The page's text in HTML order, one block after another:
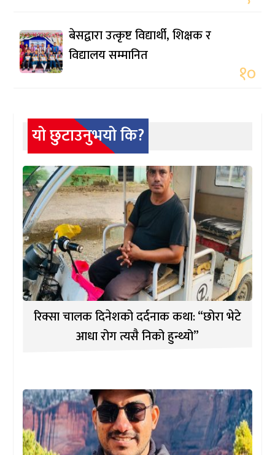
बेसद्वारा उत्कृष्ट विद्यार्थी, शिक्षक र
विद्यालय सम्मानित
१०
यो छुटाउनुभयो कि?
रिक्सा चालक दिनेशको दर्दनाक कथा: “छोरा भेटे
आधा रोग त्यसै निको हुन्थ्यो”